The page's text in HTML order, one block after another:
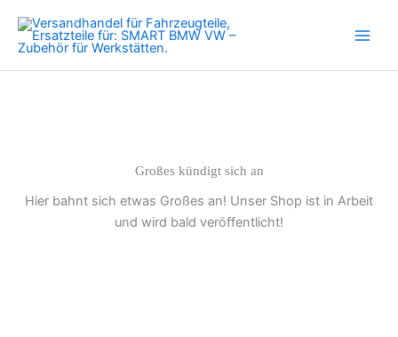
Inhalt
springen
Großes kündigt sich an
Hier bahnt sich etwas Großes an! Unser Shop ist in Arbeit
und wird bald veröffentlicht!
ASTRA
VECTRA
ZAFIRA
FIAT